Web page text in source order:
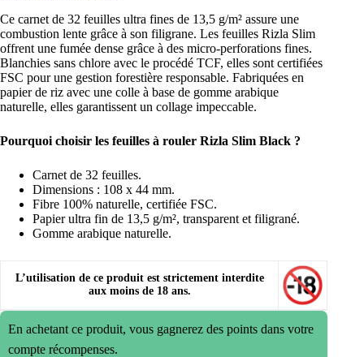
Ce carnet de 32 feuilles ultra fines de 13,5 g/m² assure une
combustion lente grâce à son filigrane. Les feuilles Rizla Slim
offrent une fumée dense grâce à des micro-perforations fines.
Blanchies sans chlore avec le procédé TCF, elles sont certifiées
FSC pour une gestion forestière responsable. Fabriquées en
papier de riz avec une colle à base de gomme arabique
naturelle, elles garantissent un collage impeccable.
Pourquoi choisir les feuilles à rouler Rizla Slim Black ?
Carnet de 32 feuilles.
Dimensions : 108 x 44 mm.
Fibre 100% naturelle, certifiée FSC.
Papier ultra fin de 13,5 g/m², transparent et filigrané.
Gomme arabique naturelle.
L’utilisation de ce produit est strictement interdite
aux moins de 18 ans.
En achetant ce produit, vous gagnerez des points dans votre
compte récompenses.